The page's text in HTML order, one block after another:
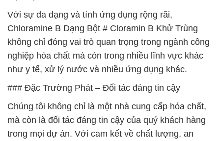
Với sự đa dạng và tính ứng dụng rộng rãi,
Chloramine B Dạng Bột # Cloramin B Khử Trùng
không chỉ đóng vai trò quan trọng trong ngành công
nghiệp hóa chất mà còn trong nhiều lĩnh vực khác
như y tế, xử lý nước và nhiều ứng dụng khác.
### Đặc Trường Phát – Đối tác đáng tin cậy
Chúng tôi không chỉ là một nhà cung cấp hóa chất,
mà còn là đối tác đáng tin cậy của quý khách hàng
trong mọi dự án. Với cam kết về chất lượng, an